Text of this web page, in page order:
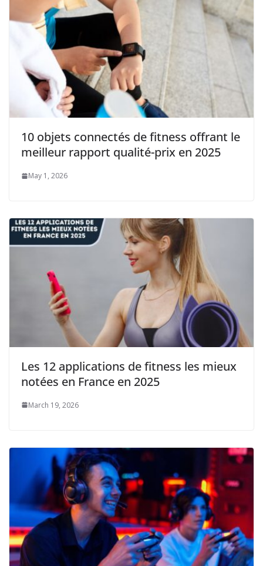
10 objets connectés de fitness offrant le
meilleur rapport qualité-prix en 2025
May 1, 2026
Les 12 applications de fitness les mieux
notées en France en 2025
March 19, 2026